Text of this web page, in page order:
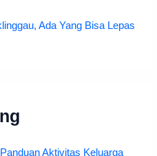
Ada Yang Bisa Lepas
Aktivitas Keluarga